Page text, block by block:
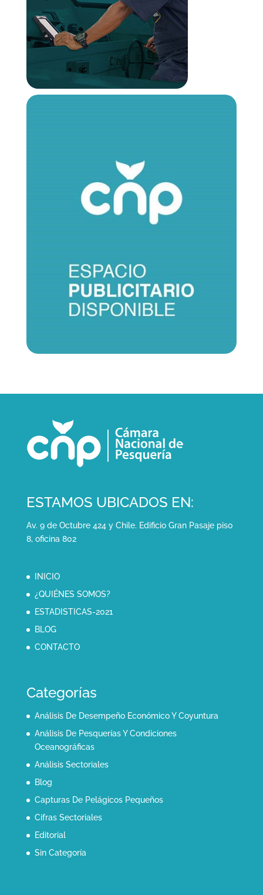
ESTAMOS UBICADOS EN:
Av. 9 de Octubre 424 y Chile. Edificio Gran Pasaje piso
8, oficina 802
INICIO
¿QUIÉNES SOMOS?
ESTADISTICAS-2021
BLOG
CONTACTO
Categorías
Análisis De Desempeño Económico Y Coyuntura
Análisis De Pesquerías Y Condiciones
Oceanográficas
Análisis Sectoriales
Blog
Capturas De Pelágicos Pequeños
Cifras Sectoriales
Editorial
Sin Categoría